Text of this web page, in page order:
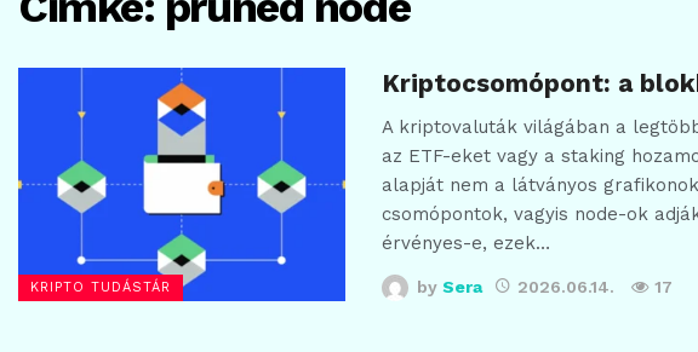
KRIPTO TUDÁSTÁR
Kriptocsomópont: a
A kriptovaluták világában a
az ETF-eket vagy a staking
alapját nem a látványos
csomópontok, vagyis node-ok
érvényes-e, ezek…
by Sera 2026.06.14. 17